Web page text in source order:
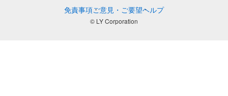
免責事項ご意見・ご要望ヘルプ
© LY Corporation